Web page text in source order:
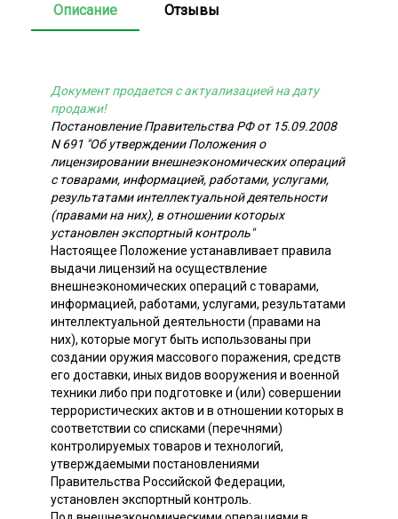
Описание Отзывы
Документ продается с актуализацией на дату
продажи!
Постановление Правительства РФ от 15.09.2008
N 691 "Об утверждении Положения о
лицензировании внешнеэкономических операций
с товарами, информацией, работами, услугами,
результатами интеллектуальной деятельности
(правами на них), в отношении которых
установлен экспортный контроль"
Настоящее Положение устанавливает правила
выдачи лицензий на осуществление
внешнеэкономических операций с товарами,
информацией, работами, услугами, результатами
интеллектуальной деятельности (правами на
них), которые могут быть использованы при
создании оружия массового поражения, средств
его доставки, иных видов вооружения и военной
техники либо при подготовке и (или) совершении
террористических актов и в отношении которых в
соответствии со списками (перечнями)
контролируемых товаров и технологий,
утверждаемыми постановлениями
Правительства Российской Федерации,
установлен экспортный контроль.